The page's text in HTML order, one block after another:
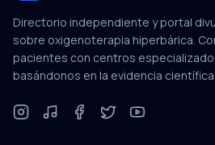
Directorio independiente y portal
sobre oxigenoterapia hiperbárica.
pacientes con centros
basándonos en la evidencia científica.